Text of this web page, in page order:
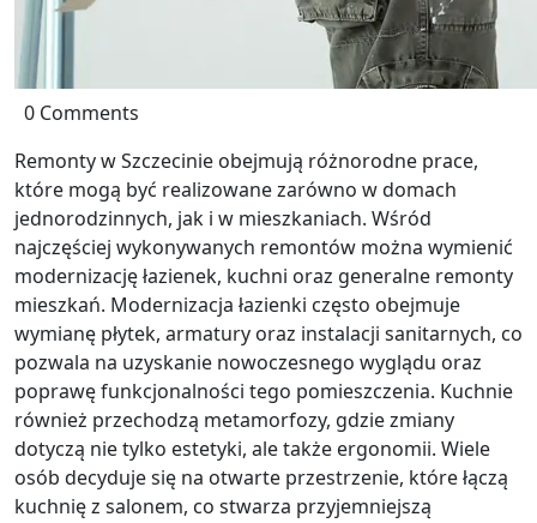
0 Comments
Remonty w Szczecinie obejmują różnorodne prace,
które mogą być realizowane zarówno w domach
jednorodzinnych, jak i w mieszkaniach. Wśród
najczęściej wykonywanych remontów można wymienić
modernizację łazienek, kuchni oraz generalne remonty
mieszkań. Modernizacja łazienki często obejmuje
wymianę płytek, armatury oraz instalacji sanitarnych, co
pozwala na uzyskanie nowoczesnego wyglądu oraz
poprawę funkcjonalności tego pomieszczenia. Kuchnie
również przechodzą metamorfozy, gdzie zmiany
dotyczą nie tylko estetyki, ale także ergonomii. Wiele
osób decyduje się na otwarte przestrzenie, które łączą
kuchnię z salonem, co stwarza przyjemniejszą